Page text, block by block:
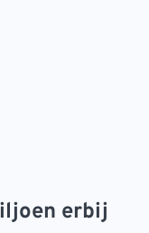
erbij